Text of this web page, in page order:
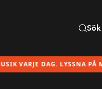
Sök
DAG. LYSSNA PÅ